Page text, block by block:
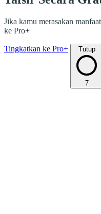
Jika kamu merasakan
ke Pro+
Tingkatkan ke Pro+ Tutup
7